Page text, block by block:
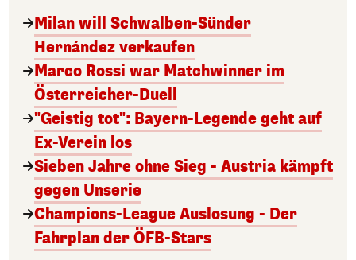
Milan will Schwalben-Sünder
Hernández verkaufen
Marco Rossi war Matchwinner im
Österreicher-Duell
"Geistig tot": Bayern-Legende geht auf
Ex-Verein los
Sieben Jahre ohne Sieg - Austria kämpft
gegen Unserie
Champions-League Auslosung - Der
Fahrplan der ÖFB-Stars